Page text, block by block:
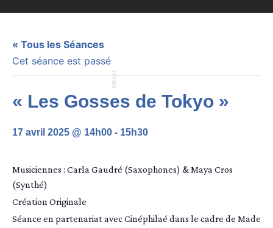
MENU
« Tous les Séances
Cet séance est passé
« Les Gosses de Tokyo »
17 avril 2025 @ 14h00 - 15h30
Musiciennes : Carla Gaudré (Saxophones) & Maya Cros
(Synthé)
Création Originale
Séance en partenariat avec Cinéphilaé dans le cadre de Made